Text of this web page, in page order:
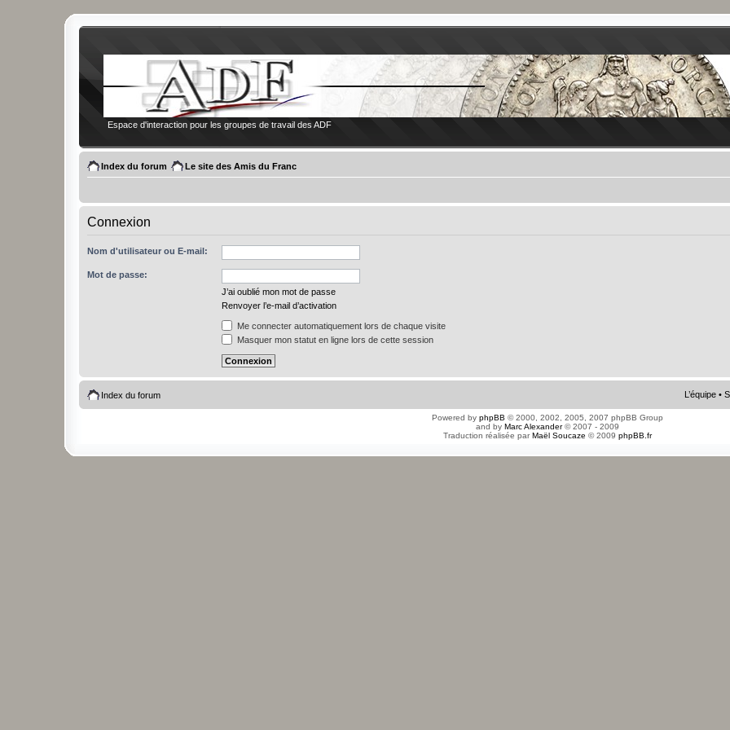
Espace d'interaction pour les groupes de travail des ADF
Index du forum Le site des Amis du Franc
Connexion
Nom d'utilisateur ou E-mail:
Mot de passe:
J’ai oublié mon mot de passe
Renvoyer l’e-mail d’activation
Me connecter automatiquement lors de chaque visite
Masquer mon statut en ligne lors de cette session
Index du forum L’équipe •
Powered by phpBB © 2000, 2002, 2005, 2007 phpBB Group
and by Marc Alexander© 2007 - 2009
Traduction réalisée parMaël Soucaze © 2009 phpBB.fr